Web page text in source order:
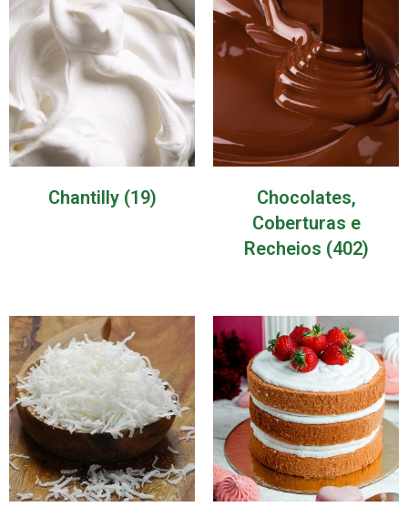
Chantilly (19)
Chocolates,
Coberturas e
Recheios (402)